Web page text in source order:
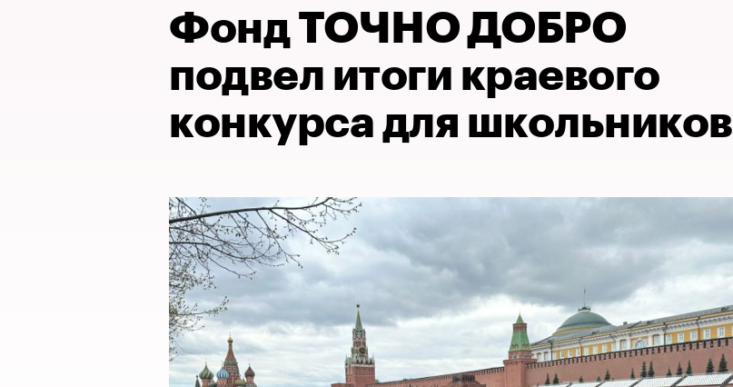
Фонд ТОЧНО ДОБРО
подвел итоги краевого
конкурса для школьников